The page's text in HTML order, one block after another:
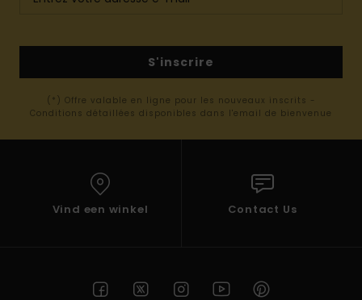
S'inscrire
(*) Offre valable en ligne pour les nouveaux inscrits -
Conditions détaillées disponibles dans l'email de bienvenue
Vind een winkel Contact Us